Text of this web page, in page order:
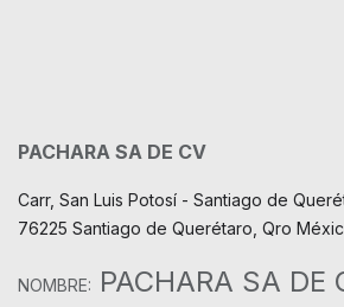
PACHARA SA DE CV
Carr, San Luis Potosí - Santiago de
76225 Santiago de Querétaro, Qro
NOMBRE: PACHARA SA DE